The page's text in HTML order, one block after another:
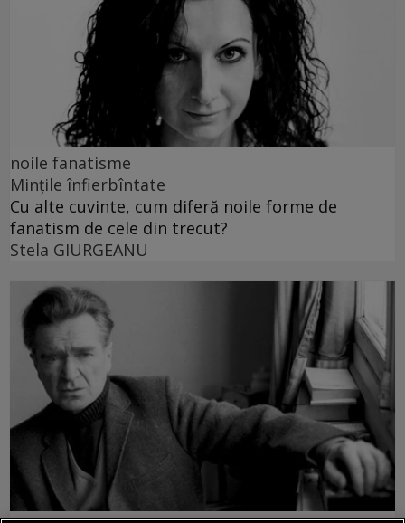
noile fanatisme
Mințile înfierbîntate
Cu alte cuvinte, cum diferă noile forme de
fanatism de cele din trecut?
Stela GIURGEANU